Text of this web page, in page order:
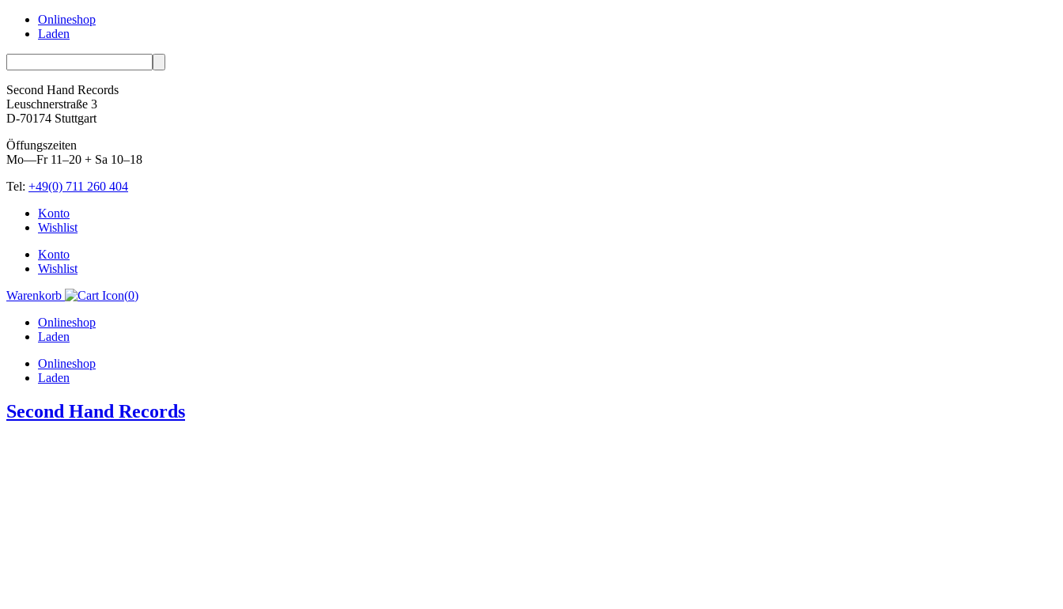
Onlineshop
Laden
Second Hand Records
Leuschnerstraße 3
D-70174 Stuttgart
Öffungszeiten
Mo—Fr 11–20 + Sa 10–18
Tel: +49(0) 711 260 404
Skip
Konto
Wishlist
Konto
Wishlist
Warenkorb
(0)
Onlineshop
Laden
Onlineshop
Laden
Second Hand Records